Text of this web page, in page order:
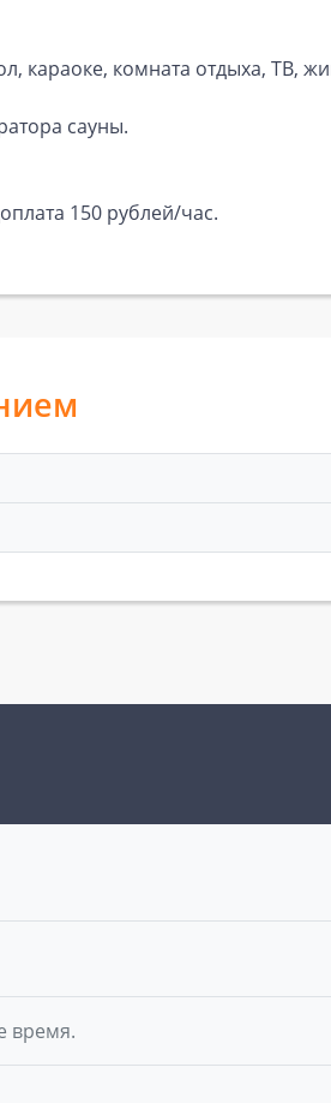
караоке, комната отдыха, ТВ,
сауны.
150 рублей/час.
время.